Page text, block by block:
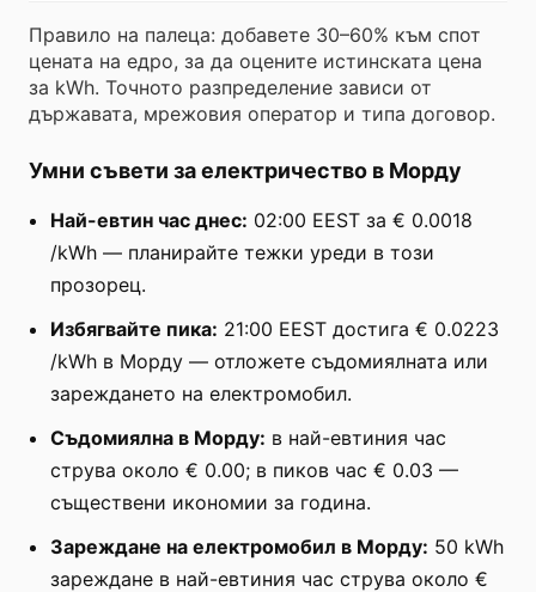
Правило на палеца: добавете 30–60% към спот
цената на едро, за да оцените истинската цена
за kWh. Точното разпределение зависи от
държавата, мрежовия оператор и типа договор.
Умни съвети за електричество в Морду
Най-евтин час днес: 02:00 EEST за € 0.0018
/kWh — планирайте тежки уреди в този
прозорец.
Избягвайте пика: 21:00 EEST достига € 0.0223
/kWh в Морду — отложете съдомиялната или
зареждането на електромобил.
Съдомиялна в Морду: в най-евтиния час
струва около € 0.00; в пиков час € 0.03 —
съществени икономии за година.
Зареждане на електромобил в Морду: 50 kWh
зареждане в най-евтиния час струва около €